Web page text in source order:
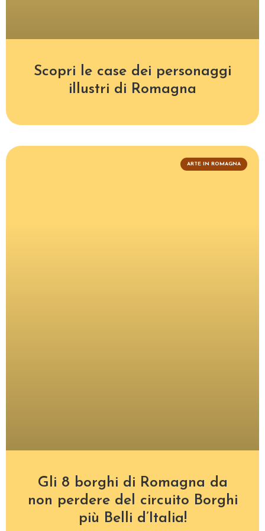
Scopri le case dei personaggi
illustri di Romagna
ARTE IN ROMAGNA
Gli 8 borghi di Romagna da
non perdere del circuito Borghi
più Belli d’Italia!